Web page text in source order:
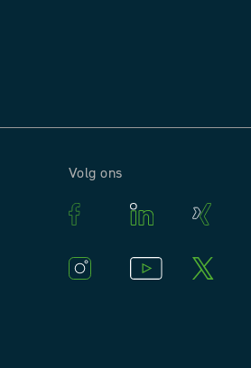
Volg ons